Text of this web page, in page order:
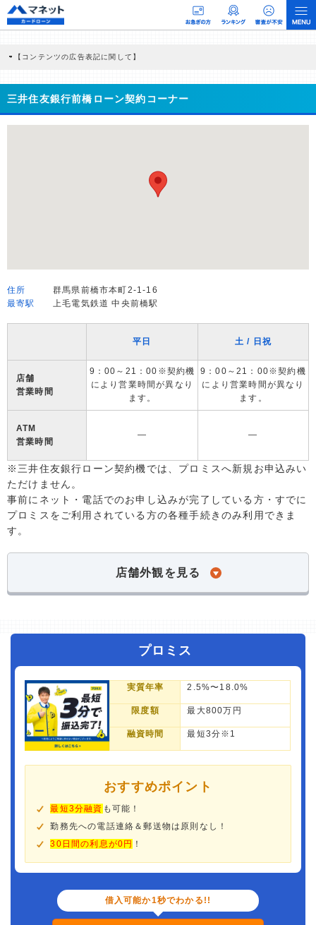
【コンテンツの広告表記に関して】
商品を根拠なくPRするものではなく、当編集部の調査／ユーザーへの口コミ収集な
どに基づき、公平性を担保した情報提供を行っています。
>提携企業一覧
三井住友銀行前橋ローン契約コーナー
住所
群馬県前橋市本町2-1-16
最寄駅
上毛電気鉄道 中央前橋駅
平日 土 / 日祝
店舗
営業時間
9：00～21：00※契約機
により営業時間が異なり
ます。
9：00～21：00※契約機
により営業時間が異なり
ます。
ATM
営業時間
― ―
※三井住友銀行ローン契約機では、プロミスへ新規お申込みい
ただけません。
事前にネット・電話でのお申し込みが完了している方・すでに
プロミスをご利用されている方の各種手続きのみ利用できま
す。
店舗外観を見る
プロミス
実質年率 2.5%〜18.0%
限度額 最大800万円
融資時間 最短3分※1
おすすめポイント
最短3分融資 も可能！
勤務先への電話連絡＆郵送物は原則なし！
30日間の利息が0円 ！
借入可能か1秒でわかる!!